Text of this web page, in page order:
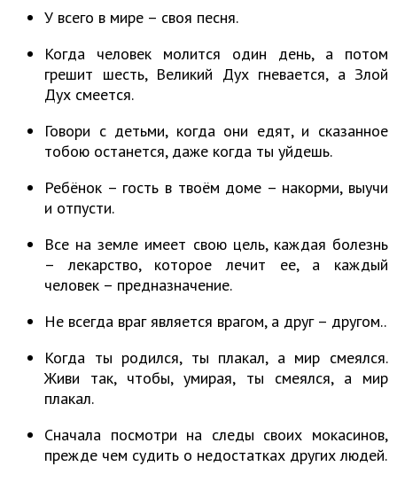
У всего в мире – своя песня.
Когда человек молится один день, а потом
грешит шесть, Великий Дух гневается, а Злой
Дух смеется.
Говори с детьми, когда они едят, и сказанное
тобою останется, даже когда ты уйдешь.
Ребёнок – гость в твоём доме – накорми, выучи
и отпусти.
Все на земле имеет свою цель, каждая болезнь
– лекарство, которое лечит ее, а каждый
человек – предназначение.
Не всегда враг является врагом, а друг – другом..
Когда ты родился, ты плакал, а мир смеялся.
Живи так, чтобы, умирая, ты смеялся, а мир
плакал.
Сначала посмотри на следы своих мокасинов,
прежде чем судить о недостатках других людей.